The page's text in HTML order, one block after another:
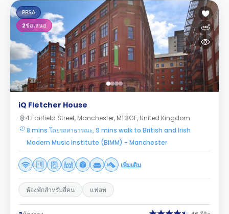
PBSA
2ข้อเสนอ
iQ Fletcher House
4 Fairfield Street, Manchester, M1 3GF, United Kingdom
8 mins โดยรถสาธารณะ, 9 mins walk to British and Irish
Modern Music Institute (BIMM) - Manchester
เพิ่มเติม
ห้องพักสำหรับสี่คน แฟลท